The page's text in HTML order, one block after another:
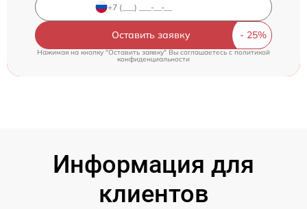
Оставить заявку
Нажимая на кнопку "Оставить заявку" Вы соглашаетесь cполитикой
конфиденциальности
Информация для
клиентов